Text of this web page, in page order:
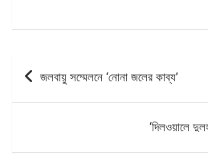
পোস্ট
ন্যাভিগেশন
জলবায়ু সম্মেলনে ‘নোনা জলের কাব্য’
‘দিলওয়ালে